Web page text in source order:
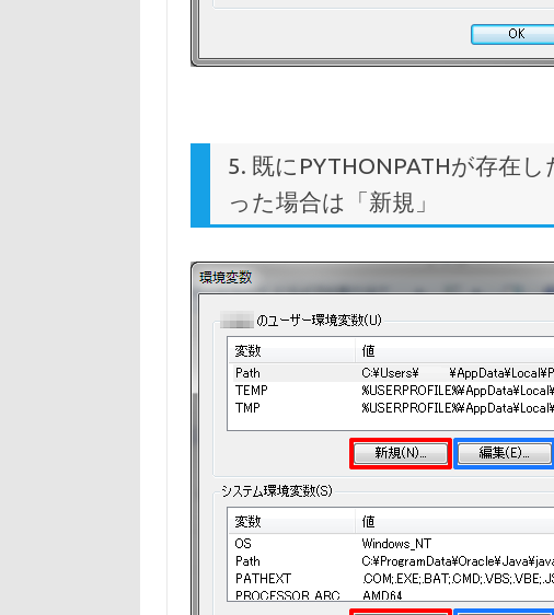
5. 既にPYTHONPATHが存在
った場合は「新規」